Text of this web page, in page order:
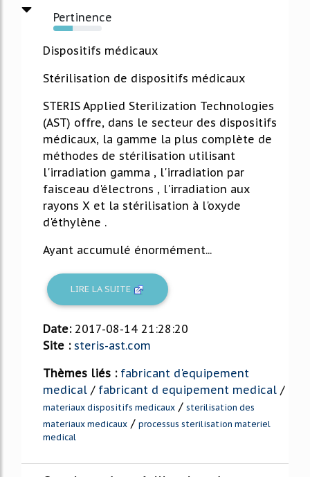
Pertinence
40%
Dispositifs médicaux
Stérilisation de dispositifs médicaux
STERIS Applied Sterilization Technologies
(AST) offre, dans le secteur des dispositifs
médicaux, la gamme la plus complète de
méthodes de stérilisation utilisant
l'irradiation gamma , l'irradiation par
faisceau d'électrons , l'irradiation aux
rayons X et la stérilisation à l'oxyde
d'éthylène .
Ayant accumulé énormément...
LIRE LA SUITE
Date: 2017-08-14 21:28:20
Site : steris-ast.com
Thèmes liés : fabricant d'equipement
medical / fabricant d equipement medical /
materiaux dispositifs medicaux / sterilisation des
materiaux medicaux / processus sterilisation materiel
medical